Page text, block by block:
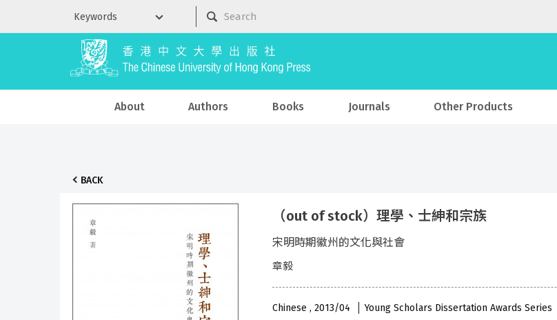
About Authors Books Journals Other Products
BACK
（out of stock）理學、士紳和宗族
宋明時期徽州的文化與社會
章毅
Chinese , 2013/04 Young Scholars Dissertation Awards Series